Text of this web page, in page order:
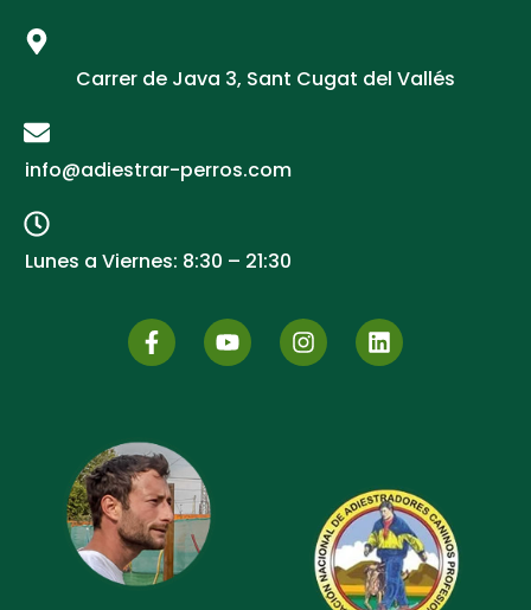
Carrer de Java 3, Sant Cugat del Vallés
info@adiestrar-perros.com
Lunes a Viernes: 8:30 – 21:30